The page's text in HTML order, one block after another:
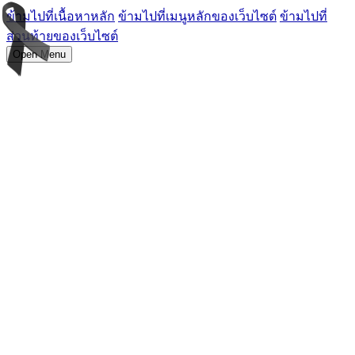
ข้ามไปที่เนื้อหาหลัก ข้ามไปที่เมนูหลักของเว็บไซต์ ข้ามไปที่
ส่วนท้ายของเว็บไซต์
Open Menu